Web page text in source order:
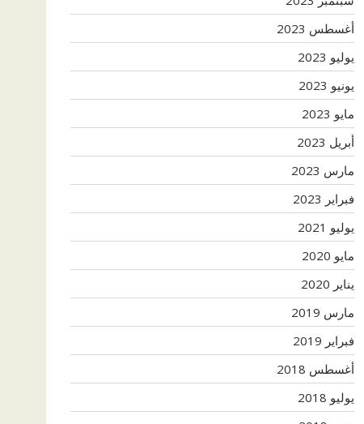
أغسطس 2023
يوليو 2023
يونيو 2023
مايو 2023
أبريل 2023
مارس 2023
فبراير 2023
يوليو 2021
مايو 2020
يناير 2020
مارس 2019
فبراير 2019
أغسطس 2018
يوليو 2018